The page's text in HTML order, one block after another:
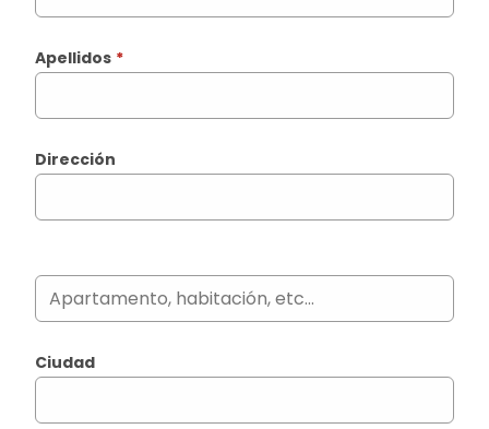
Apellidos *
Dirección
Ciudad